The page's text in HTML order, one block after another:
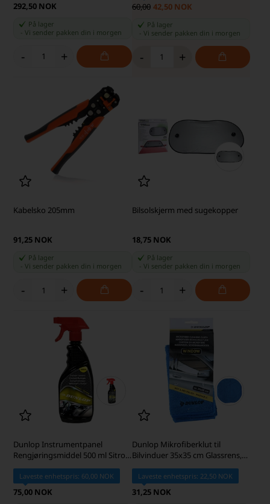
292,50 NOK
På lager
-Vi sender pakken din i morgen
- +
60,00 42,50 NOK
På lager
Vi sender pakken din i morgen
- +
Kabelsko 205mm
91,25 NOK
På lager
-Vi sender pakken din i morgen
- +
Bilsolskjerm med sugekopper
18,75 NOK
På lager
Vi sender pakken din i morgen
- +
Dunlop Instrumentpanel
Rengjøringsmiddel 500 ml Sitron
Duft til Bilinteriør
Laveste enhetspris: 60,00 NOK
75,00 NOK
Dunlop Mikrofiberklut til
Bilvinduer 35x35 cm Glassrens,
Blå
Laveste enhetspris: 22,50 NOK
31,25 NOK